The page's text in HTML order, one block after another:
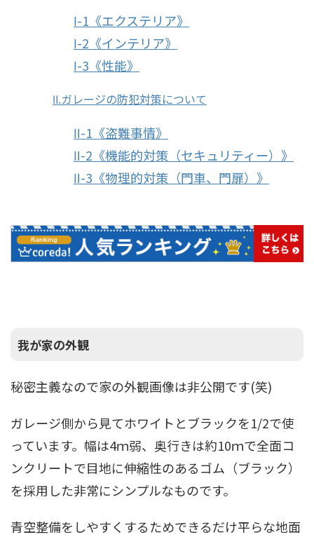
Ⅰ-1《エクステリア》
Ⅰ-2《インテリア》
Ⅰ-3《性能》
Ⅱ.ガレージの防犯対策について
Ⅱ-1《盗難事情》
Ⅱ-2《機能的対策（セキュリティー）》
Ⅱ-3《物理的対策（門車、門扉）》
我が家の外観
秘密主義なので家の外観画像は非公開です(笑)
ガレージ側から見てホワイトとブラックを1/2で使
っています。幅は4ｍ弱、奥行きは約10ｍで全面コ
ンクリートで目地に伸縮性のあるゴム（ブラック）
を採用した非常にシンプルなものです。
青空整備をしやすくするためできるだけ平らな地面